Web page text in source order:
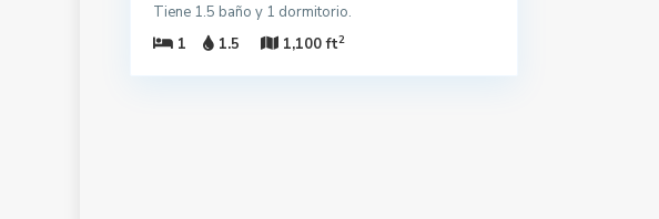
Tiene 1.5 baño y 1 dormitorio.
1
1.5 1,100 ft2